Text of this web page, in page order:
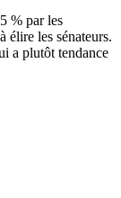
% par les
élire les sénateurs.
a plutôt tendance